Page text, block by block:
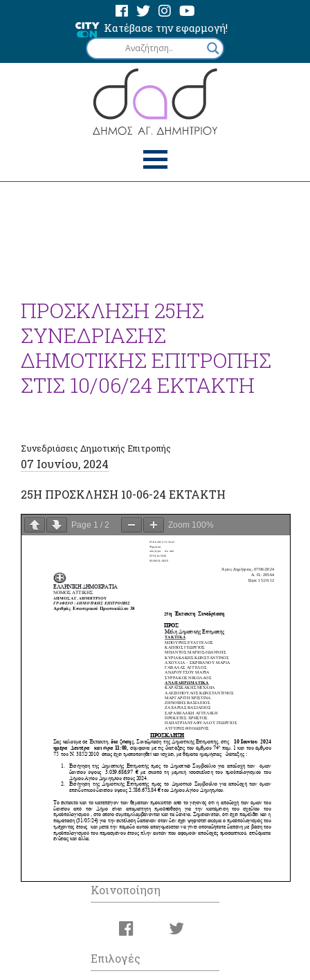
Κατέβασε την εφαρμογή!
ΠΡΟΣΚΛΗΣΗ 25ΗΣ
ΣΥΝΕΔΡΙΑΣΗΣ
ΔΗΜΟΤΙΚΗΣ ΕΠΙΤΡΟΠΗΣ
ΣΤΙΣ 10/06/24 ΕΚΤΑΚΤΗ
Συνεδριάσεις Δημοτικής Επιτροπής
07 Ιουνίου, 2024
25H ΠΡΟΣΚΛΗΣΗ 10-06-24 ΕΚΤΑΚΤΗ
Page 1 / 2 Zoom 100%
Κοινοποίηση
Επιλογές